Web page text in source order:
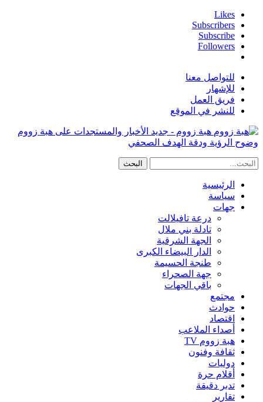
Likes
Subscribers
Subscribe
Followers
للتواصل معنا
للإشهار
فريق العمل
للنشر في الموقع
هبة زووم - جديد الأخبار والمستجدات على هبة زووم
وضوح الرؤية ودقة الهدف الصحفي
الرئيسية
سياسة
جهات
درعة تافيلالت
تادلة بني ملال
الجهة الشرقية
الدار البيضاء الكبرى
طنجة الحسيمة
جهة الصحراء
باقي الجهات
مجتمع
حوادث
اقتصاد
أصداء الملاعب
هبة زووم TV
ثقافة وفنون
دوليات
أقلام حرة
تدبر دقيقة
تقارير